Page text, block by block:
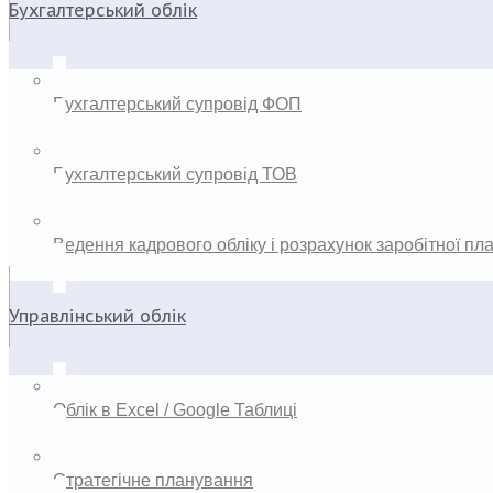
Бухгалтерський облік
Бухгалтерський супровід ФОП
Бухгалтерський супровід ТОВ
Ведення кадрового обліку і розрахунок заробітної
Управлінський облік
Облік в Excel / Google Таблиці
Стратегічне планування